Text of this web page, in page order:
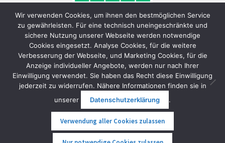
© FunShop Wien - Hochqualitative Elektromobilität 2026
Datenschutzerklärung
Erstellt mit WooCommerce
Wir verwenden Cookies, um ihnen den bestmöglichen Service
zu gewährleisten. Für eine technisch uneingeschränkte und
sichere Nutzung unserer Webseite werden notwendige
Cookies eingesetzt. Analyse Cookies, für die weitere
Verbesserung der Webseite, und Marketing Cookies, für die
Anzeige individueller Angebote, werden nur nach Ihrer
Einwilligung verwendet. Sie haben das Recht diese Einwilligung
jederzeit zu widerrufen. Nähere Informationen finden sie in
unserer
Datenschutzerklärung .
Verwendung aller Cookies zulassen